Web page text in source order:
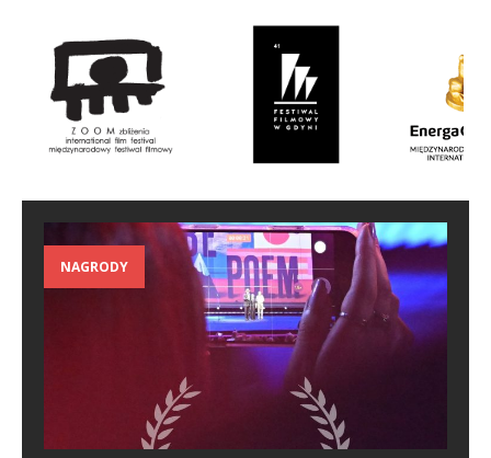
NAGRODY